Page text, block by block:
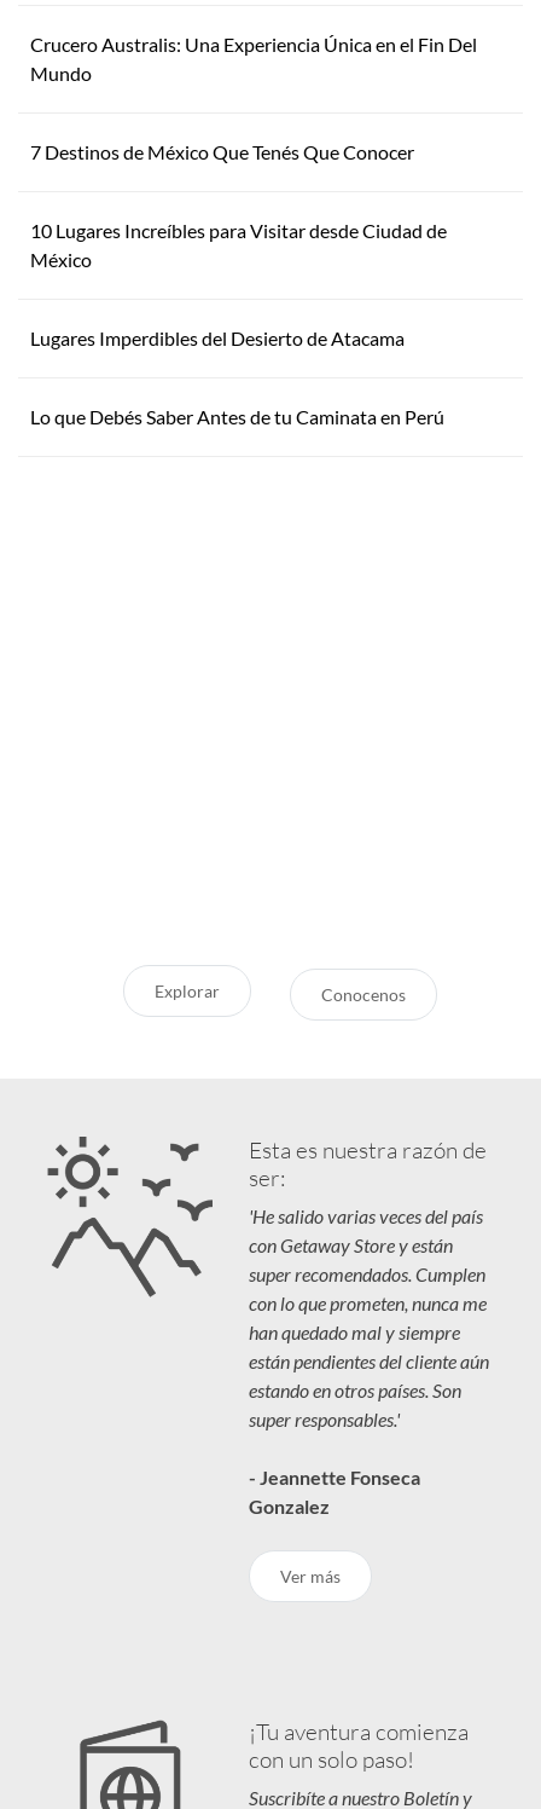
Crucero Australis: Una Experiencia Única en el Fin Del
Mundo
7 Destinos de México Que Tenés Que Conocer
10 Lugares Increíbles para Visitar desde Ciudad de
México
Lugares Imperdibles del Desierto de Atacama
Lo que Debés Saber Antes de tu Caminata en Perú
Explorar Conocenos
Esta es nuestra razón de
ser:
'He salido varias veces del país
con Getaway Store y están
super recomendados. Cumplen
con lo que prometen, nunca me
han quedado mal y siempre
están pendientes del cliente aún
estando en otros países. Son
super responsables.'
- Jeannette Fonseca
Gonzalez
Ver más
¡Tu aventura comienza
con un solo paso!
Suscribíte a nuestro Boletín y